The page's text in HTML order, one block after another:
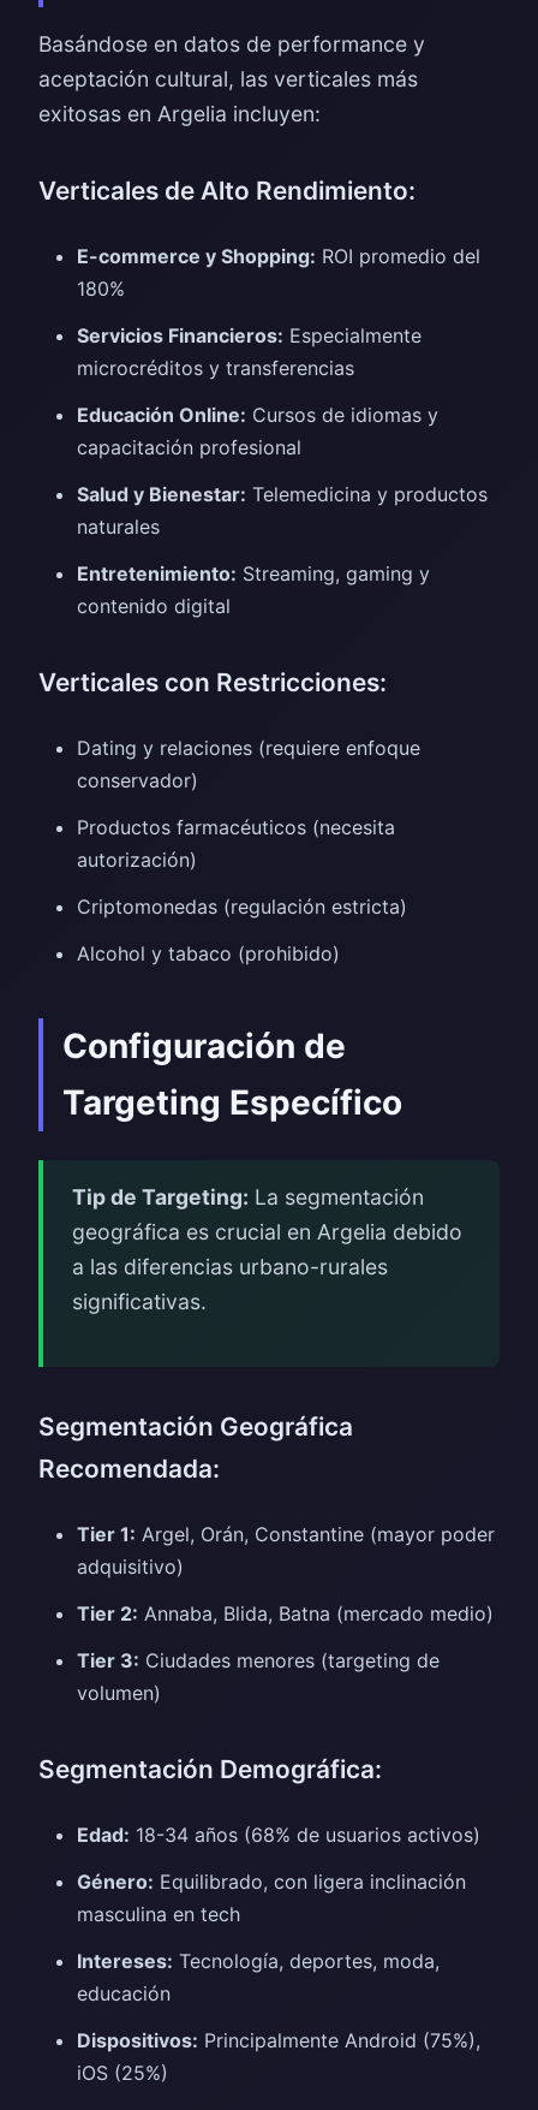
Basándose en datos de performance y
aceptación cultural, las verticales más
exitosas en Argelia incluyen:
Verticales de Alto Rendimiento:
E-commerce y Shopping: ROI promedio del
180%
Servicios Financieros: Especialmente
microcréditos y transferencias
Educación Online: Cursos de idiomas y
capacitación profesional
Salud y Bienestar: Telemedicina y productos
naturales
Entretenimiento: Streaming, gaming y
contenido digital
Verticales con Restricciones:
Dating y relaciones (requiere enfoque
conservador)
Productos farmacéuticos (necesita
autorización)
Criptomonedas (regulación estricta)
Alcohol y tabaco (prohibido)
Configuración de
Targeting Específico
Tip de Targeting: La segmentación
geográfica es crucial en Argelia debido
a las diferencias urbano-rurales
significativas.
Segmentación Geográfica
Recomendada:
Tier 1: Argel, Orán, Constantine (mayor poder
adquisitivo)
Tier 2: Annaba, Blida, Batna (mercado medio)
Tier 3: Ciudades menores (targeting de
volumen)
Segmentación Demográfica:
Edad: 18-34 años (68% de usuarios activos)
Género: Equilibrado, con ligera inclinación
masculina en tech
Intereses: Tecnología, deportes, moda,
educación
Dispositivos: Principalmente Android (75%),
iOS (25%)